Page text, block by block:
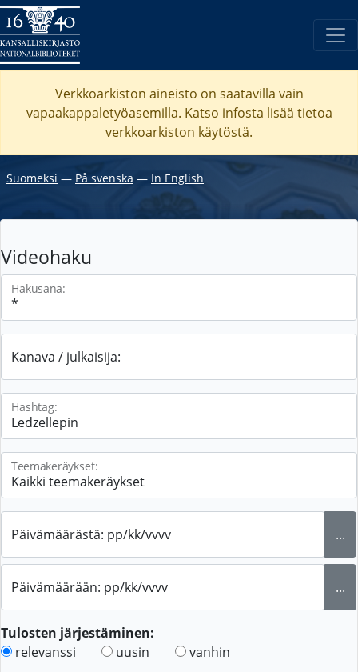
Verkkoarkiston aineisto on saatavilla vain
vapaakappaletyöasemilla. Katso infosta lisää tietoa
verkkoarkiston käytöstä.
Suomeksi ― På svenska ― In English
Videohaku
Hakusana:
Kanava / julkaisija:
Hashtag:
Teemakeräykset:
Päivämäärästä: pp/kk/vvvv ...
Päivämäärään: pp/kk/vvvv ...
Tulosten järjestäminen:
relevanssi
uusin vanhin